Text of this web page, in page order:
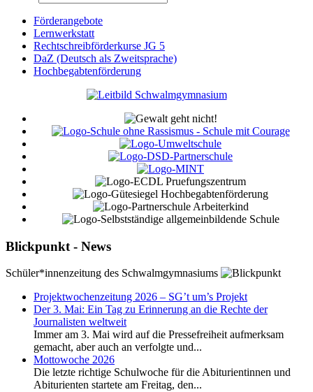
Förderangebote
Lernwerkstatt
Rechtschreibförderkurse JG 5
DaZ (Deutsch als Zweitsprache)
Hochbegabtenförderung
Blickpunkt - News
Schüler*innenzeitung des Schwalmgymnasiums
Projektwochenzeitung 2026 – SG’t um’s Projekt
Der 3. Mai: Ein Tag zu Erinnerung an die Rechte der
Journalisten weltweit
Immer am 3. Mai wird auf die Pressefreiheit aufmerksam
gemacht, aber auch an verfolgte und...
Mottowoche 2026
Die letzte richtige Schulwoche für die Abiturientinnen und
Abiturienten startete am Freitag, den...